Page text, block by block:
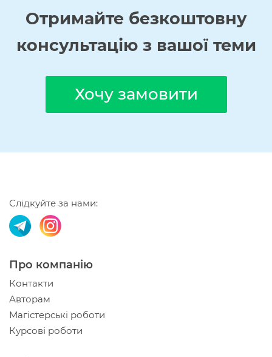
Отримайте безкоштовну
консультацію з вашої теми
Хочу замовити
Слідкуйте за нами:
Про компанію
Контакти
Авторам
Магістерські роботи
Курсові роботи